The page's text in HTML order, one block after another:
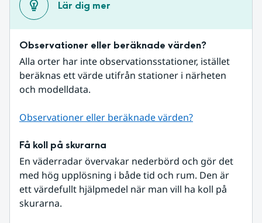
Lär dig mer
Observationer eller beräknade värden?
Alla orter har inte observationsstationer, istället
beräknas ett värde utifrån stationer i närheten
och modelldata.
Observationer eller beräknade värden?
Få koll på skurarna
En väderradar övervakar nederbörd och gör det
med hög upplösning i både tid och rum. Den är
ett värdefullt hjälpmedel när man vill ha koll på
skurarna.